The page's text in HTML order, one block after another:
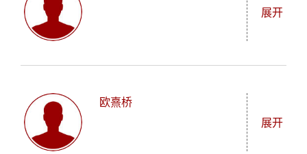
的专业方向是经济与管理。他一直致力于深刻理解中
国与世界各地新的人口现象，热切期待增进对中国文
对不同地区内的区域挑战。2025年，作为交换生进入
北京大学学习，深入了解中国在上述进程内的角色作
于体育的关注和热爱，她目前的硕士论文集中探讨中
国行为体在跆拳道国际化中的角色，重点关注电子对
战技术在肯尼亚跆拳道领域的作用。在燕京学堂，她
"/_mediafile/asc/20260611140345/student/image/"
展开
作，获得德国学术奖学金基金会支持，将严谨的经济
理论融入到广泛的产业实践当中。他曾在法兰克福、
慕尼黑、伦敦的投资银行、私募基金、战略咨询领域
欧熹桥
展开